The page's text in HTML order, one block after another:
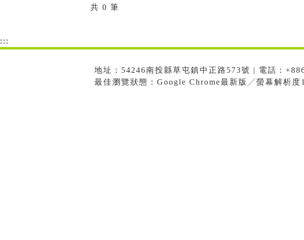
共 0 筆
:::
地址：54246南投縣草屯鎮中正路573號 | 電話：
最佳瀏覽狀態：Google Chrome最新版╱螢幕解析